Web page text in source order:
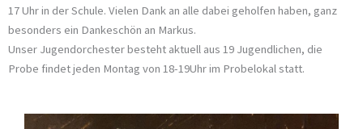
17 Uhr in der Schule. Vielen Dank an alle dabei geholfen haben, ganz
besonders ein Dankeschön an Markus.
Unser Jugendorchester besteht aktuell aus 19 Jugendlichen, die
Probe findet jeden Montag von 18-19Uhr im Probelokal statt.